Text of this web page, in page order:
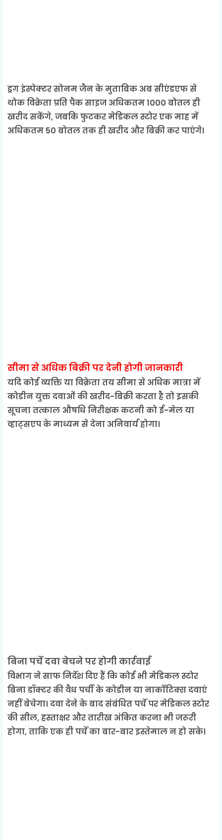
ड्रग इंस्पेक्टर सोनम जैन के मुताबिक अब सीएंडएफ से
थोक विक्रेता प्रति पैक साइज अधिकतम 1000 बोतल ही
खरीद सकेंगे, जबकि फुटकर मेडिकल स्टोर एक माह में
अधिकतम 50 बोतल तक ही खरीद और बिक्री कर पाएंगे।
सीमा से अधिक बिक्री पर देनी होगी जानकारी
यदि कोई व्यक्ति या विक्रेता तय सीमा से अधिक मात्रा में
कोडीन युक्त दवाओं की खरीद-बिक्री करता है तो इसकी
सूचना तत्काल औषधि निरीक्षक कटनी को ई-मेल या
व्हाट्सएप के माध्यम से देना अनिवार्य होगा।
बिना पर्चे दवा बेचने पर होगी कार्रवाई
विभाग ने साफ निर्देश दिए हैं कि कोई भी मेडिकल स्टोर
बिना डॉक्टर की वैध पर्ची के कोडीन या नार्कोटिक्स दवाएं
नहीं बेचेगा। दवा देने के बाद संबंधित पर्चे पर मेडिकल स्टोर
की सील, हस्ताक्षर और तारीख अंकित करना भी जरूरी
होगा, ताकि एक ही पर्चे का बार-बार इस्तेमाल न हो सके।